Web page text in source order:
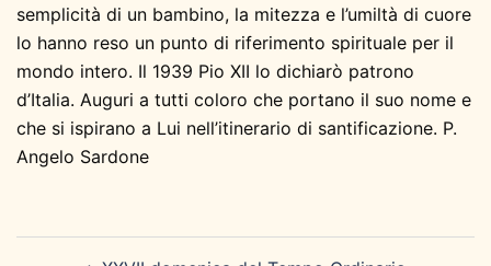
semplicità di un bambino, la mitezza e l’umiltà di cuore
lo hanno reso un punto di riferimento spirituale per il
mondo intero. Il 1939 Pio XII lo dichiarò patrono
d’Italia. Auguri a tutti coloro che portano il suo nome e
che si ispirano a Lui nell’itinerario di santificazione. P.
Angelo Sardone